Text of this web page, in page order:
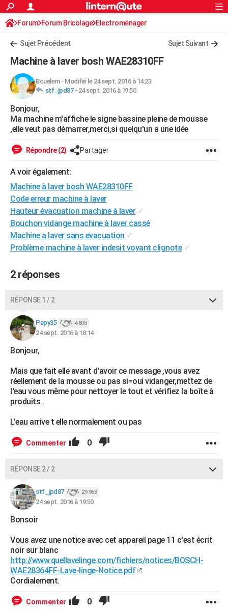
ACTUALITÉS
Politique
Société
Faits Divers
Education
Monde
Villes
+
FINANCE
Retraite
Impôts
Epargne
Immobilier
Risques naturels par ville
Banque
Assurance
Crédit
AUTO
Essais
Réserver un essai
Citadines
Berlines
SUV
Forum auto
+HIGH-TECH
Mobiles
Meilleur smartphone
Internet
Ordinateurs
Jeux vidéo
Guide high-tech
+
Forum
Aménagement intérieur
Extérieur
Cuisine
Salle de bains
Jardinage
Rangement
WEEK-END
Guides de France
Escapades
Patrimoine
Expositions
Musées
Week-end nature
+LIFESTYLE
Art de vivre
Bien-être
Loisirs
Mode
Modes de vie
SANTE
Alimentation
Guide de la santé
Maladies
Médicaments
Sommeil
VOYAGE
Destinations
City break
Voyage nature
Voyage de noces
Forum
Climat
+PHOTO
BONS PLANS
CARTE DE VOEUX
Carte de Noël
Carte Bonne année
Carte Saint-Valentin
Carte Pâques
Carte d'anniversaire
DICTIONNAIRE
Dictionnaire
Biographies
Citations
Expressions
Proverbes
S'inscrire
Se connecter
Lycées
Collèges
Primaires
Universités
Entreprises
Service militaire
Avis de recherche
AVIS DE DÉCÈS
FORUM
Bricolage
Lifestyle
Culture
Sport
Auto
Television
Voyage
Cinema
S'inscrire
Connexion
Forum Forum Bricolage Electroménager
Sujet Précédent Sujet Suivant
Machine à laver bosh WAE28310FF
Bouelem- Modifié le 24 sept. 2016 à 14:23
stf_jpd87- 24 sept. 2016 à 19:50
Bonjour,
Ma machine m'affiche le signe bassine pleine de mousse
,elle veut pas démarrer,merci,si quelqu'un a une idée
Répondre (2) Partager
A voir également:
Machine à laver bosh WAE28310FF
Code erreur machine à laver
Hauteur évacuation machine à laver ✓
Bouchon vidange machine à laver cassé
Machine a laver sans evacuation ✓
Problème machine à laver indesit voyant clignote ✓
2 réponses
RÉPONSE 1 / 2
Papy35 4 808
24 sept. 2016 à 18:14
Bonjour,
Mais que fait elle avant d'avoir ce message ,vous avez
réellement de la mousse ou pas si=oui vidanger,mettez de
l'eau vous même pour nettoyer le tout et vérifiez la boîte à
produits .
L'eau arrive t elle normalement ou pas
Commenter 0
RÉPONSE 2 / 2
stf_jpd87 29 968
24 sept. 2016 à 19:50
Bonsoir
Vous avez une notice avec cet appareil page 11 c'est écrit
noir sur blanc
http://www.quellavelinge.com/fichiers/notices/BOSCH-
WAE28364FF-Lave-linge-Notice.pdf
Cordialement.
Commenter 0